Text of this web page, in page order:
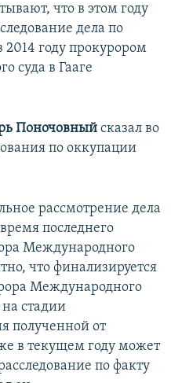
что в этом году
дела по
году прокурором
суда в Гааге
Поночовный сказал во
по оккупации
рассмотрение дела
последнего
Международного
что финализируется
Международного
на стадии
полученной от
в текущем году может
по факту